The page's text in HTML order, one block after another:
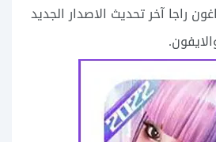
راجا آخر تحديث الاصدار الجديد